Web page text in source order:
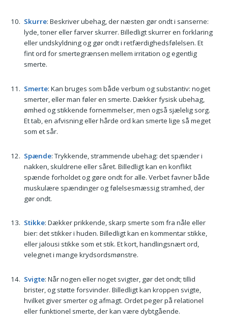
Skurre: Beskriver ubehag, der næsten gør ondt i sanserne:
lyde, toner eller farver skurrer. Billedligt skurrer en forklaring
eller undskyldning og gør ondt i retfærdighedsfølelsen. Et
fint ord for smertegrænsen mellem irritation og egentlig
smerte.
Smerte: Kan bruges som både verbum og substantiv: noget
smerter, eller man føler en smerte. Dækker fysisk ubehag,
ømhed og stikkende fornemmelser, men også sjælelig sorg.
Et tab, en afvisning eller hårde ord kan smerte lige så meget
som et sår.
Spænde: Trykkende, strammende ubehag: det spænder i
nakken, skuldrene eller såret. Billedligt kan en konflikt
spænde forholdet og gøre ondt for alle. Verbet favner både
muskulære spændinger og følelsesmæssig stramhed, der
gør ondt.
Stikke: Dækker prikkende, skarp smerte som fra nåle eller
bier: det stikker i huden. Billedligt kan en kommentar stikke,
eller jalousi stikke som et stik. Et kort, handlingsnært ord,
velegnet i mange krydsordsmønstre.
Svigte: Når nogen eller noget svigter, gør det ondt; tillid
brister, og støtte forsvinder. Billedligt kan kroppen svigte,
hvilket giver smerter og afmagt. Ordet peger på relationel
eller funktionel smerte, der kan være dybtgående.